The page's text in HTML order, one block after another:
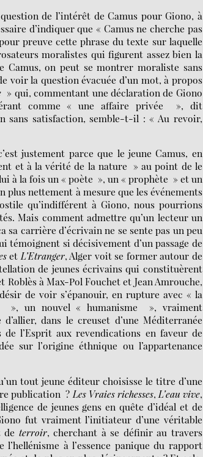
de l’intérêt de Camus pour Giono, à
d’indiquer que « Camus ne cherche pas
preuve cette phrase du texte sur laquelle
moralistes qui figurent assez bien la
on peut se montrer moraliste sans
voir la question évacuée d’un mot, à propos
» qui, commentant une déclaration de Giono
comme « une affaire privée », dit
sans satisfaction, semble-t-il : « Au revoir,
justement parce que le jeune Camus, en
et à la vérité de la nature » au point de le
à la fois un « poète », un « prophète » et un
plus nettement à mesure que les événements
qu’indifférent à Giono, nous pourrions
Mais comment admettre qu’un lecteur un
sa carrière d’écrivain ne se sente pas un peu
si décisivement d’un passage de
etL’Etranger, Alger voit se former autour de
de jeunes écrivains qui constituèrent
Roblès à Max-Pol Fouchet et Jean Amrouche,
de voir s’épanouir, en rupture avec « la
», un nouvel « humanisme », vraiment
dans le creuset d’une Méditerranée
l’Esprit aux revendications en faveur de
sur l’origine éthnique ou l’appartenance
tout jeune éditeur choisisse le titre d’une
publication ? Les Vraies richesses, L’eau vive,
de jeunes gens en quête d’idéal et de
fut vraiment l’initiateur d’une véritable
de terroir, cherchant à se définir au travers
à l’essence panique du rapport